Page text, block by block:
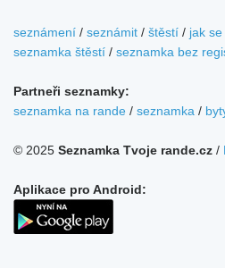
seznámení / seznámit / štěstí / jak
seznamka štěstí / seznamka bez
Partneři seznamky:
seznamka na rande / seznamka /
© 2025 Seznamka Tvoje rande.cz /
Aplikace pro Android: